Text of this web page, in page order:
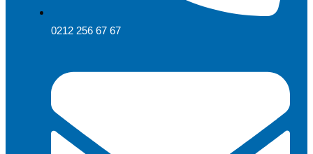
0212 256 67 67